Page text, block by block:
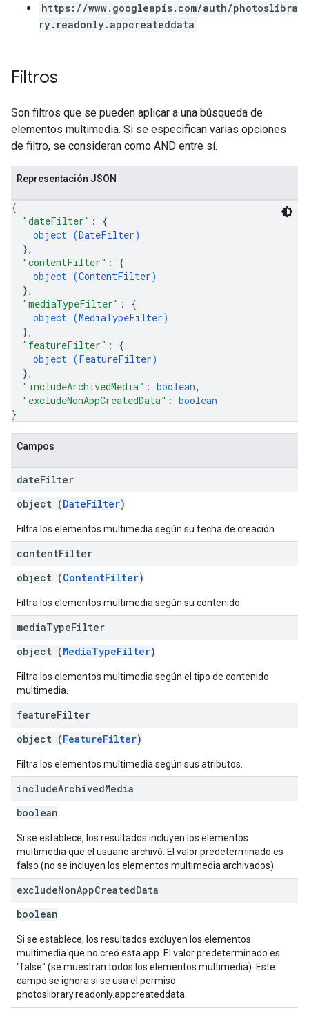
https://www.googleapis.com/auth/photoslibra
ry.readonly.appcreateddata
Filtros
Son filtros que se pueden aplicar a una búsqueda de
elementos multimedia. Si se especifican varias opciones
de filtro, se consideran como AND entre sí.
Representación JSON
{
"dateFilter" : {
object (DateFilter)
},
"contentFilter" : {
object (ContentFilter)
},
"mediaTypeFilter" : {
object (MediaTypeFilter)
},
"featureFilter" : {
object (FeatureFilter)
},
"includeArchivedMedia" : boolean,
"excludeNonAppCreatedData" : boolean
}
Campos
dateFilter
object (DateFilter)
Filtra los elementos multimedia según su fecha de creación.
contentFilter
object (ContentFilter)
Filtra los elementos multimedia según su contenido.
mediaTypeFilter
object (MediaTypeFilter)
Filtra los elementos multimedia según el tipo de contenido
multimedia.
featureFilter
object (FeatureFilter)
Filtra los elementos multimedia según sus atributos.
includeArchivedMedia
boolean
Si se establece, los resultados incluyen los elementos
multimedia que el usuario archivó. El valor predeterminado es
falso (no se incluyen los elementos multimedia archivados).
excludeNonAppCreatedData
boolean
Si se establece, los resultados excluyen los elementos
multimedia que no creó esta app. El valor predeterminado es
"false" (se muestran todos los elementos multimedia). Este
campo se ignora si se usa el permiso
photoslibrary.readonly.appcreateddata.